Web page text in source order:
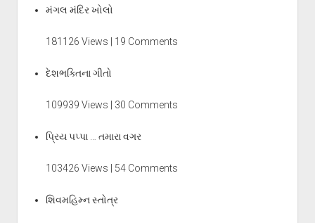
મંગલ મંદિર ખોલો
181126 Views | 19 Comments
દેશભક્તિના ગીતો
109939 Views | 30 Comments
પ્રિય પપ્પા … તમારા વગર
103426 Views | 54 Comments
શિવમહિમ્ન સ્તોત્ર